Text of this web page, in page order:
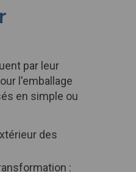
par leur
l'emballage
en simple ou
des
: